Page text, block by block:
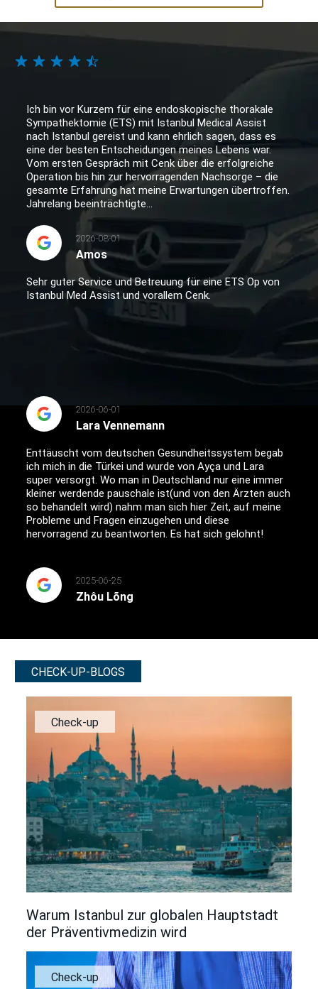
Ich bin vor Kurzem für eine endoskopische thorakale
Sympathektomie (ETS) mit Istanbul Medical Assist
nach Istanbul gereist und kann ehrlich sagen, dass es
eine der besten Entscheidungen meines Lebens war.
Vom ersten Gespräch mit Cenk über die erfolgreiche
Operation bis hin zur hervorragenden Nachsorge – die
gesamte Erfahrung hat meine Erwartungen übertroffen.
Jahrelang beeinträchtigte...
2026-08-01
Amos
Sehr guter Service und Betreuung für eine ETS Op von
Istanbul Med Assist und vorallem Cenk.
2026-06-01
Lara Vennemann
Enttäuscht vom deutschen Gesundheitssystem begab
ich mich in die Türkei und wurde von Ayça und Lara
super versorgt. Wo man in Deutschland nur eine immer
kleiner werdende pauschale ist(und von den Ärzten auch
so behandelt wird) nahm man sich hier Zeit, auf meine
Probleme und Fragen einzugehen und diese
hervorragend zu beantworten. Es hat sich gelohnt!
2025-06-25
Zhôu Lõng
CHECK-UP-BLOGS
Warum Istanbul zur globalen Hauptstadt
der Präventivmedizin wird
Check-up
Check-up